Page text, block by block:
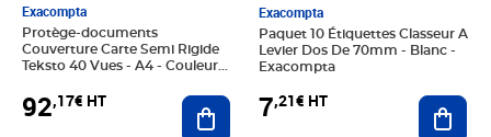
Exacompta
Protège-documents
Couverture Carte Semi Rigide
Teksto 40 Vues - A4 - Couleurs
92,17€ HT Ajouter au panier
Exacompta
Paquet 10 Étiquettes Classeur A
Levier Dos De 70mm - Blanc -
Exacompta
7,21€ HT